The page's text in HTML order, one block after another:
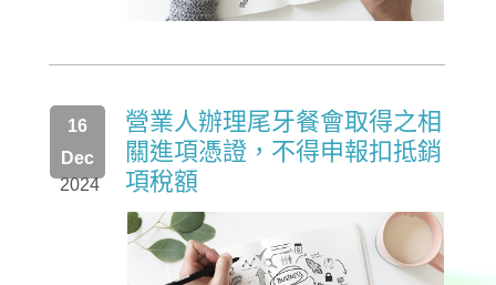
2024
16
Dec
營業人辦理尾牙餐會取得之相
關進項憑證，不得申報扣抵銷
項稅額